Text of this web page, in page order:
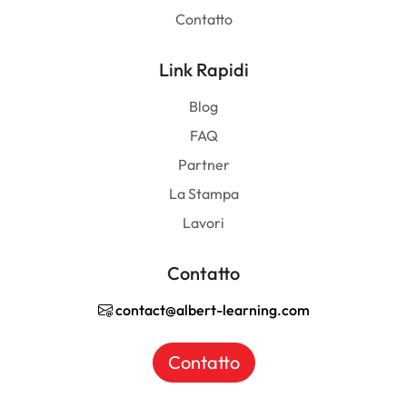
Contatto
Link Rapidi
Blog
FAQ
Partner
La Stampa
Lavori
Contatto
contact@albert-learning.com
Contatto